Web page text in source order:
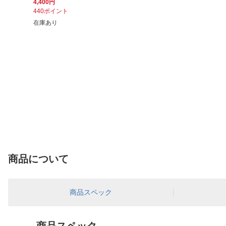
4,400円
440ポイント
在庫あり
商品について
商品スペック